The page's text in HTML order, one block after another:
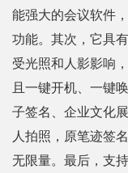
能强大的会议软件
功能。其次，它具
受光照和人影影响
且一键开机、一键
子签名、企业文化
人拍照，原笔迹签
无限量。最后，支